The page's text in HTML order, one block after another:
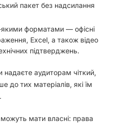
пакет без надсилання
форматами — офісні
Excel, а також відео
підтверджень.
надаєте аудиторам чіткий,
до тих матеріалів, які їм
мати власні: права